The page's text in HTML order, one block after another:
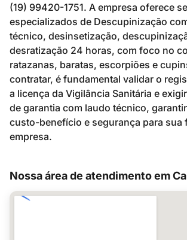
(19) 99420-1751. A empresa oferece
especializados de Descupinização
técnico, desinsetização,
desratização 24 horas, com foco no
ratazanas, baratas, escorpiões e
contratar, é fundamental validar o
a licença da Vigilância Sanitária e
de garantia com laudo técnico,
custo-benefício e segurança para sua
empresa.
Nossa área de atendimento em